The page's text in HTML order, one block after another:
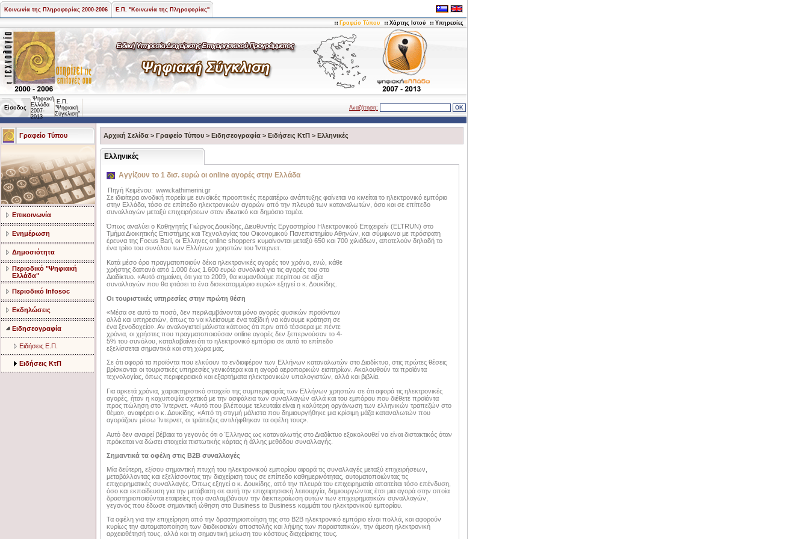
Κοινωνία της Πληροφορίας 2000-2006 Ε.Π. "Κοινωνία της Πληροφορίας"
Γραφείο Τύπου Χάρτης Ιστού Υπηρεσίες
Είσοδος
Ψηφιακή
Ελλάδα
2007-
2013
Ε.Π.
"Ψηφιακή
Σύγκλιση"
Αναζήτηση:
Γραφείο Τύπου
Επικοινωνία
Ενημέρωση
Δημοσιότητα
Περιοδικό "Ψηφιακή
Ελλάδα"
Περιοδικό Infosoc
Εκδηλώσεις
Ειδησεογραφία
Ειδήσεις Ε.Π.
Ειδήσεις ΚτΠ
Αρχική Σελίδα > Γραφείο Τύπου > Ειδησεογραφία > Ειδήσεις ΚτΠ > Ελληνικές
Ελληνικές
Αγγίζουν το 1 δισ. ευρώ οι online αγορές στην Ελλάδα
Πηγή Κειμένου: www.kathimerini.gr
Σε ιδιαίτερα ανοδική πορεία με ευνοϊκές προοπτικές περαιτέρω ανάπτυξης φαίνεται να κινείται το ηλεκτρονικό εμπόριο
στην Ελλάδα, τόσο σε επίπεδο ηλεκτρονικών αγορών από την πλευρά των καταναλωτών, όσο και σε επίπεδο
συναλλαγών μεταξύ επιχειρήσεων στον ιδιωτικό και δημόσιο τομέα.
Όπως αναλύει ο Καθηγητής Γιώργος Δουκίδης, Διευθυντής Εργαστηρίου Ηλεκτρονικού Επιχειρείν (ELTRUN) στο
Τμήμα Διοικητικής Επιστήμης και Τεχνολογίας του Οικονομικού Πανεπιστημίου Αθηνών, και σύμφωνα με πρόσφατη
έρευνα της Focus Bari, οι Έλληνες online shoppers κυμαίνονται μεταξύ 650 και 700 χιλιάδων, αποτελούν δηλαδή το
ένα τρίτο του συνόλου των Ελλήνων χρηστών του Ίντερνετ.
Κατά μέσο όρο πραγματοποιούν δέκα ηλεκτρονικές αγορές τον χρόνο, ενώ, κάθε
χρήστης δαπανά από 1.000 έως 1.600 ευρώ συνολικά για τις αγορές του στο
Διαδίκτυο. «Αυτό σημαίνει, ότι για το 2009, θα κυμανθούμε περίπου σε αξία
συναλλαγών που θα φτάσει το ένα δισεκατομμύριο ευρώ» εξηγεί ο κ. Δουκίδης.
Οι τουριστικές υπηρεσίες στην πρώτη θέση
«Μέσα σε αυτό το ποσό, δεν περιλαμβάνονται μόνο αγορές φυσικών προϊόντων
αλλά και υπηρεσιών, όπως το να κλείσουμε ένα ταξίδι ή να κάνουμε κράτηση σε
ένα ξενοδοχείο». Αν αναλογιστεί μάλιστα κάποιος ότι πριν από τέσσερα με πέντε
χρόνια, οι χρήστες που πραγματοποιούσαν online αγορές δεν ξεπερνούσαν το 4-
5% του συνόλου, καταλαβαίνει ότι το ηλεκτρονικό εμπόριο σε αυτό το επίπεδο
εξελίσσεται σημαντικά και στη χώρα μας.
Σε ότι αφορά τα προϊόντα που ελκύουν το ενδιαφέρον των Ελλήνων καταναλωτών στο Διαδίκτυο, στις πρώτες θέσεις
βρίσκονται οι τουριστικές υπηρεσίες γενικότερα και η αγορά αεροπορικών εισιτηρίων. Ακολουθούν τα προϊόντα
τεχνολογίας, όπως περιφερειακά και εξαρτήματα ηλεκτρονικών υπολογιστών, αλλά και βιβλία.
Για αρκετά χρόνια, χαρακτηριστικό στοιχείο της συμπεριφοράς των Ελλήνων χρηστών σε ότι αφορά τις ηλεκτρονικές
αγορές, ήταν η καχυποψία σχετικά με την ασφάλεια των συναλλαγών αλλά και του εμπόρου που διέθετε προϊόντα
προς πώληση στο Ίντερνετ. «Αυτό που βλέπουμε τελευταία είναι η καλύτερη οργάνωση των ελληνικών τραπεζών στο
θέμα», αναφέρει ο κ. Δουκίδης. «Από τη στιγμή μάλιστα που δημιουργήθηκε μια κρίσιμη μάζα καταναλωτών που
αγοράζουν μέσω Ίντερνετ, οι τράπεζες αντιλήφθηκαν τα οφέλη τους».
Αυτό δεν αναιρεί βέβαια το γεγονός ότι ο Έλληνας ως καταναλωτής στο Διαδίκτυο εξακολουθεί να είναι διστακτικός όταν
πρόκειται να δώσει στοιχεία πιστωτικής κάρτας ή άλλης μεθόδου συναλλαγής.
Σημαντικά τα οφέλη στις B2B συναλλαγές
Μία δεύτερη, εξίσου σημαντική πτυχή του ηλεκτρονικού εμπορίου αφορά τις συναλλαγές μεταξύ επιχειρήσεων,
μεταβάλλοντας και εξελίσσοντας την διαχείριση τους σε επίπεδο καθημερινότητας, αυτοματοποιώντας τις
επιχειρηματικές συναλλαγές. Όπως εξηγεί ο κ. Δουκίδης, από την πλευρά του επιχειρηματία απαιτείται τόσο επένδυση,
όσο και εκπαίδευση για την μετάβαση σε αυτή την επιχειρησιακή λειτουργία, δημιουργώντας έτσι μια αγορά στην οποία
δραστηριοποιούνται εταιρείες που αναλαμβάνουν την διεκπεραίωση αυτών των επιχειρηματικών συναλλαγών,
γεγονός που έδωσε σημαντική ώθηση στο Business to Business κομμάτι του ηλεκτρονικού εμπορίου.
Τα οφέλη για την επιχείρηση από την δραστηριοποίηση της στο B2B ηλεκτρονικό εμπόριο είναι πολλά, και αφορούν
κυρίως την αυτοματοποίηση των διαδικασιών αποστολής και λήψης των παραστατικών, την άμεση ηλεκτρονική
αρχειοθέτησή τους, αλλά και τη σημαντική μείωση του κόστους διαχείρισης τους.